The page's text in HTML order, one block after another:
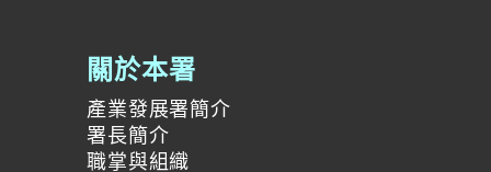
關於本署
產業發展署簡介
署長簡介
職掌與組織